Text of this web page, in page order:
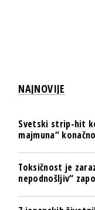
NAJNOVIJE
Svetski strip-hit
majmuna“
Toksičnost je
nepodnošljiv“